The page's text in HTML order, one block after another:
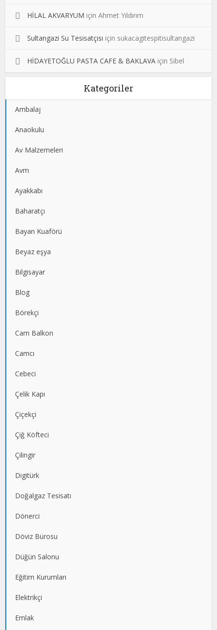
HİLAL AKVARYUM içinAhmet Yıldırım
Sultangazi Su Tesisatçısı için sukacagitespitisultangazi
HİDAYETOĞLU PASTA CAFE & BAKLAVA için Sibel
Kategoriler
Ambalaj
Anaokulu
Av Malzemeleri
Avm
Ayakkabı
Baharatçı
Bayan Kuaförü
Beyaz eşya
Bilgisayar
Blog
Börekçi
Cam Balkon
Camcı
Cebeci
Çelik Kapı
Çiçekçi
Çiğ Köfteci
Çilingir
Digitürk
Doğalgaz Tesisatı
Dönerci
Döviz Bürosu
Düğün Salonu
Eğitim Kurumları
Elektrikçi
Emlak